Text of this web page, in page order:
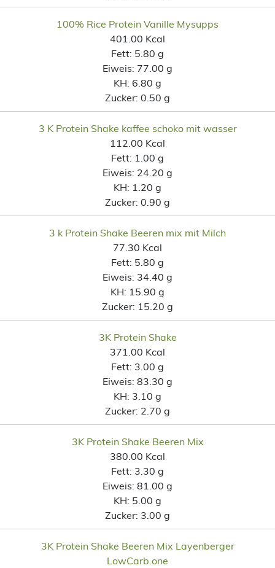
100% Rice Protein Vanille Mysupps
401.00 Kcal
Fett: 5.80 g
Eiweis: 77.00 g
KH: 6.80 g
Zucker: 0.50 g
3 K Protein Shake kaffee schoko mit wasser
112.00 Kcal
Fett: 1.00 g
Eiweis: 24.20 g
KH: 1.20 g
Zucker: 0.90 g
3 k Protein Shake Beeren mix mit Milch
77.30 Kcal
Fett: 5.80 g
Eiweis: 34.40 g
KH: 15.90 g
Zucker: 15.20 g
3K Protein Shake
371.00 Kcal
Fett: 3.00 g
Eiweis: 83.30 g
KH: 3.10 g
Zucker: 2.70 g
3K Protein Shake Beeren Mix
380.00 Kcal
Fett: 3.30 g
Eiweis: 81.00 g
KH: 5.00 g
Zucker: 3.00 g
3K Protein Shake Beeren Mix Layenberger
LowCarb.one